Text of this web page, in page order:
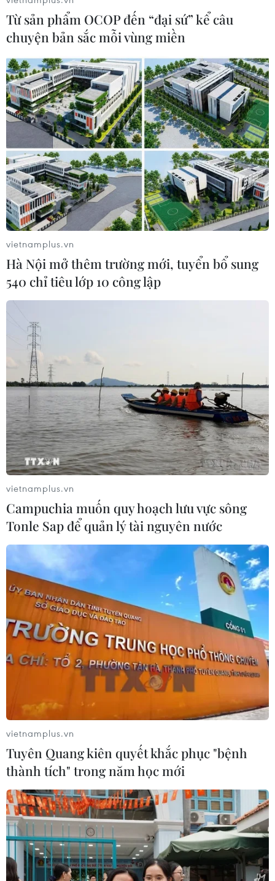
TIN CÙNG CHUYÊN MỤC
Từ sản phẩm OCOP đến “đại sứ” kể câu
chuyện bản sắc mỗi vùng miền
vietnamplus.vn
Hà Nội mở thêm trường mới, tuyển bổ sung
540 chỉ tiêu lớp 10 công lập
vietnamplus.vn
Campuchia muốn quy hoạch lưu vực sông
Tonle Sap để quản lý tài nguyên nước
vietnamplus.vn
Tuyên Quang kiên quyết khắc phục "bệnh
thành tích" trong năm học mới